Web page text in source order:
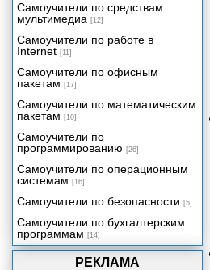
РЕКЛАМА
Самоучители по средствам
мультимедиа [12]
Самоучители по работе в
Internet [11]
Самоучители по офисным
пакетам [17]
Самоучители по математическим
пакетам [10]
Самоучители по
программированию [26]
Самоучители по операционным
системам [16]
Самоучители по безопасности [5]
Самоучители по бухгалтерским
программам [14]